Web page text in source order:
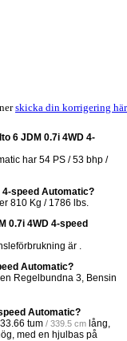
skicka din korrigering här
6 JDM 0.7i 4WD 4-
har 54 PS / 53 bhp /
4-speed Automatic?
810 Kg / 1786 lbs.
0.7i 4WD 4-speed
är .
Automatic?
Regelbundna 3, Bensin
Automatic?
tum / 339.5 cm lång,
med en hjulbas på